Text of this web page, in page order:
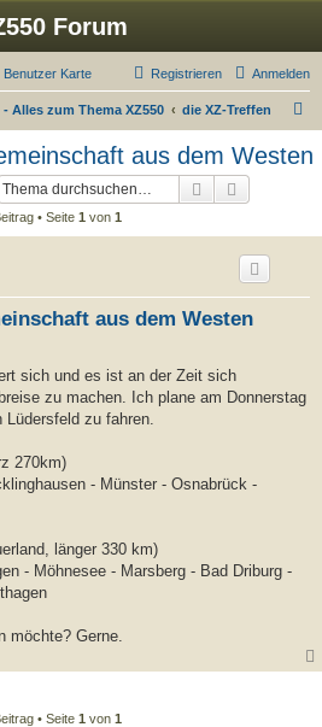
Forum
Benutzer Karte Anmelden
Registrieren
Alles zum Thema XZ550 die XZ-Treffen
c
aus dem Westen
Suche
• Seite 1 von 1
aus dem Westen
sich und es ist an der Zeit sich
zu machen. Ich plane am Donnerstag
Lüdersfeld zu fahren.
270km)
- Münster - Osnabrück -
länger 330 km)
- Möhnesee - Marsberg - Bad Driburg -
möchte? Gerne.
• Seite 1 von 1